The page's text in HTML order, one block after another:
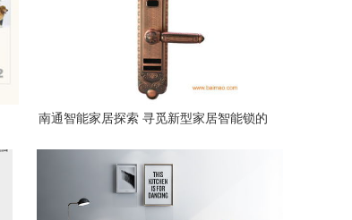
南通智能家居探索 寻觅新型家居智能锁的